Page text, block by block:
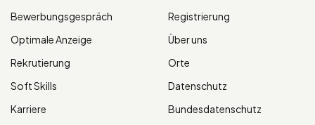
Bewerbungsgespräch
Optimale Anzeige
Rekrutierung
Soft Skills
Karriere
Registrierung
Über uns
Orte
Datenschutz
Bundesdatenschutz